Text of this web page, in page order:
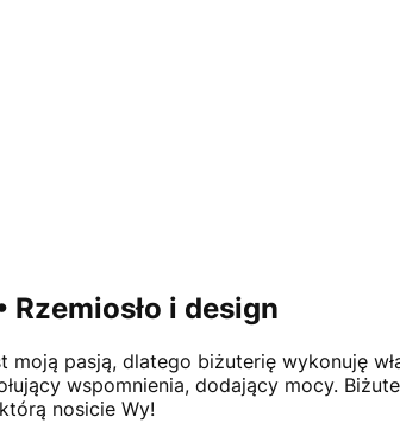
i design
moją pasją, dlatego biżuterię wykonuję
wspomnienia, dodający mocy.
nosicie Wy!